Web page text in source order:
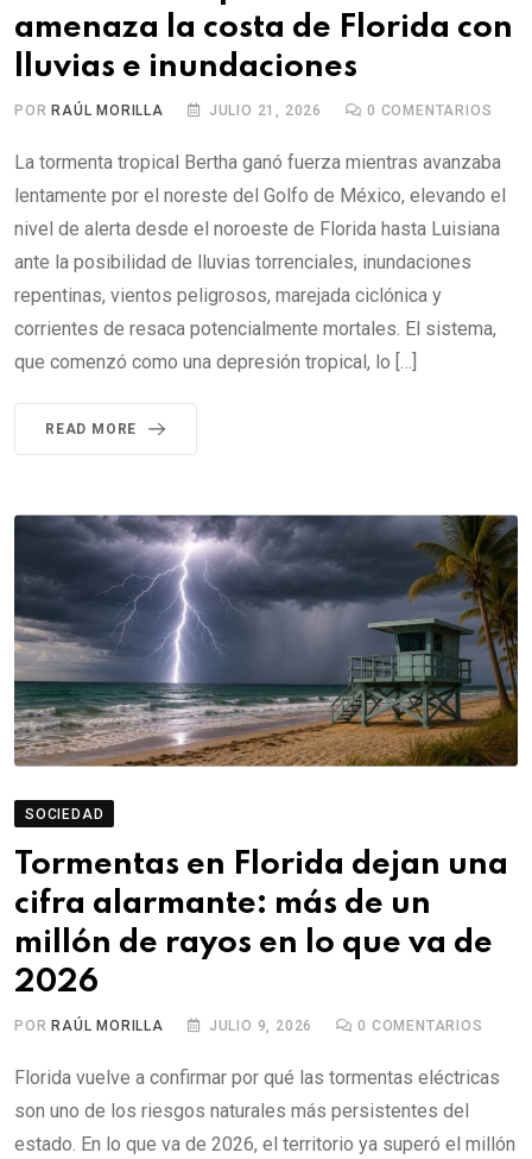
amenaza la costa de Florida con
lluvias e inundaciones
POR RAÚL MORILLA JULIO 21, 2026 0 COMENTARIOS
La tormenta tropical Bertha ganó fuerza mientras avanzaba
lentamente por el noreste del Golfo de México, elevando el
nivel de alerta desde el noroeste de Florida hasta Luisiana
ante la posibilidad de lluvias torrenciales, inundaciones
repentinas, vientos peligrosos, marejada ciclónica y
corrientes de resaca potencialmente mortales. El sistema,
que comenzó como una depresión tropical, lo […]
READ MORE
SOCIEDAD
Tormentas en Florida dejan una
cifra alarmante: más de un
millón de rayos en lo que va de
2026
POR RAÚL MORILLA JULIO 9, 2026 0 COMENTARIOS
Florida vuelve a confirmar por qué las tormentas eléctricas
son uno de los riesgos naturales más persistentes del
estado. En lo que va de 2026, el territorio ya superó el millón